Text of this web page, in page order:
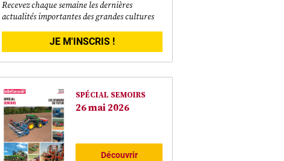
Recevez chaque semaine les dernières
actualités importantes des grandes cultures
JE M'INSCRIS !
SPÉCIAL SEMOIRS
26 mai 2026
Découvrir